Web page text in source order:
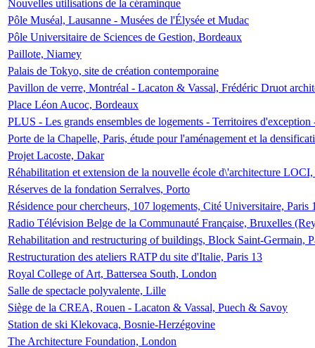
Nouvelles utilisations de la céraminque
Pôle Muséal, Lausanne - Musées de l'Élysée et Mudac
Pôle Universitaire de Sciences de Gestion, Bordeaux
Paillote, Niamey
Palais de Tokyo, site de création contemporaine
Pavillon de verre, Montréal - Lacaton & Vassal, Frédéric Druot
Place Léon Aucoc, Bordeaux
PLUS - Les grands ensembles de logements - Territoires
Porte de la Chapelle, Paris, étude pour l'aménagement et la
Projet Lacoste, Dakar
Réhabilitation et extension de la nouvelle école d\'architecture
Réserves de la fondation Serralves, Porto
Résidence pour chercheurs, 107 logements, Cité Universitaire, Paris
Radio Télévision Belge de la Communauté Française, Bruxelles
Rehabilitation and restructuring of buildings, Block Saint-Germain,
Restructuration des ateliers RATP du site d'Italie, Paris 13
Royal College of Art, Battersea South, London
Salle de spectacle polyvalente, Lille
Siège de la CREA, Rouen - Lacaton & Vassal, Puech & Savoy
Station de ski Klekovaca, Bosnie-Herzégovine
The Architecture Foundation, London